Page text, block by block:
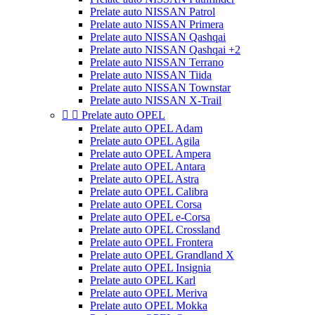
Prelate auto NISSAN Patrol
Prelate auto NISSAN Primera
Prelate auto NISSAN Qashqai
Prelate auto NISSAN Qashqai +2
Prelate auto NISSAN Terrano
Prelate auto NISSAN Tiida
Prelate auto NISSAN Townstar
Prelate auto NISSAN X-Trail
  Prelate auto OPEL
Prelate auto OPEL Adam
Prelate auto OPEL Agila
Prelate auto OPEL Ampera
Prelate auto OPEL Antara
Prelate auto OPEL Astra
Prelate auto OPEL Calibra
Prelate auto OPEL Corsa
Prelate auto OPEL e-Corsa
Prelate auto OPEL Crossland
Prelate auto OPEL Frontera
Prelate auto OPEL Grandland X
Prelate auto OPEL Insignia
Prelate auto OPEL Karl
Prelate auto OPEL Meriva
Prelate auto OPEL Mokka